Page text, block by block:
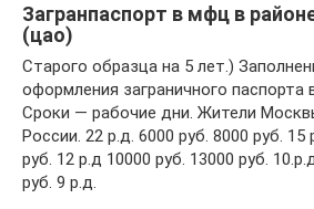
Загранпаспорт в мфц в
(цао)
Старого образца на 5 лет.)
оформления заграничного паспорта
Сроки — рабочие дни. Жители
России. 22 р.д. 6000 руб. 8000 руб. 15
руб. 12 р.д 10000 руб. 13000 руб.
руб. 9 р.д.